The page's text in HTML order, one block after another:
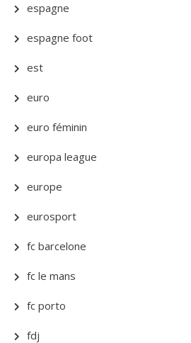
espagne
espagne foot
est
euro
euro féminin
europa league
europe
eurosport
fc barcelone
fc le mans
fc porto
fdj